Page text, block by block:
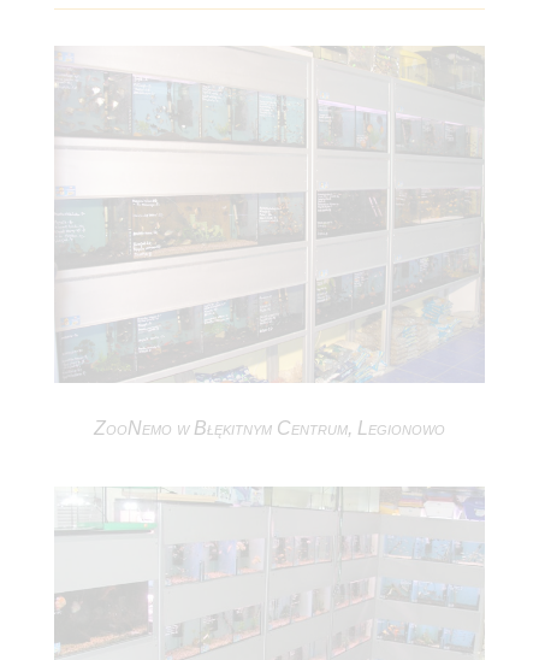
ZooNemo w Błękitnym Centrum, Legionowo